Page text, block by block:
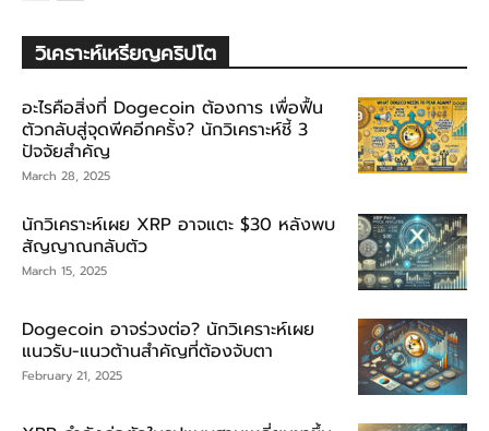
วิเคราะห์เหรียญคริปโต
อะไรคือสิ่งที่ Dogecoin ต้องการ เพื่อฟื้น
ตัวกลับสู่จุดพีคอีกครั้ง? นักวิเคราะห์ชี้ 3
ปัจจัยสำคัญ
March 28, 2025
นักวิเคราะห์เผย XRP อาจแตะ $30 หลังพบ
สัญญาณกลับตัว
March 15, 2025
Dogecoin อาจร่วงต่อ? นักวิเคราะห์เผย
แนวรับ-แนวต้านสำคัญที่ต้องจับตา
February 21, 2025